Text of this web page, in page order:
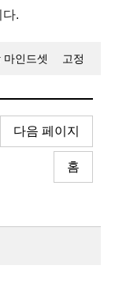
.
마인드셋
고정
다음 페이지
홈